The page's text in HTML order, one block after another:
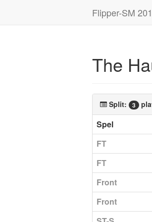
Flipper-SM
The
Split: 3
Spel
FT
FT
Front
Front